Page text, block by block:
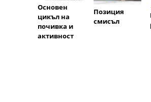
Основен
цикъл на
почивка и
активност
Позиция
смисъл